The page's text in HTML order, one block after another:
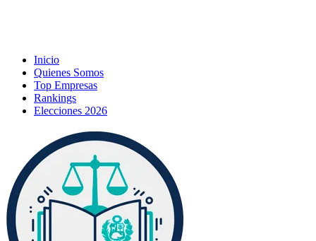
Inicio
Quienes Somos
Top Empresas
Rankings
Elecciones 2026